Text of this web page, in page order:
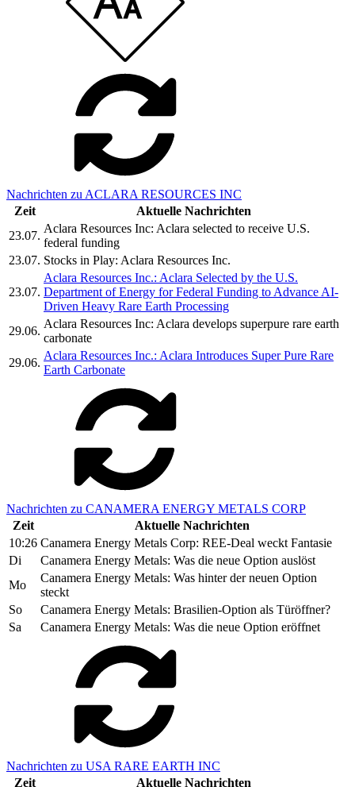
Nachrichten zu ACLARA RESOURCES INC
Zeit
Aktuelle Nachrichten
23.07.
Aclara Resources Inc: Aclara selected to receive U.S.
federal funding
23.07. Stocks in Play: Aclara Resources Inc.
23.07.
Aclara Resources Inc.: Aclara Selected by the U.S.
Department of Energy for Federal Funding to Advance AI-
Driven Heavy Rare Earth Processing
29.06.
Aclara Resources Inc: Aclara develops superpure rare earth
carbonate
29.06.
Aclara Resources Inc.: Aclara Introduces Super Pure Rare
Earth Carbonate
Nachrichten zu CANAMERA ENERGY METALS CORP
Zeit
Aktuelle Nachrichten
10:26 Canamera Energy Metals Corp: REE-Deal weckt Fantasie
Di
Canamera Energy Metals: Was die neue Option auslöst
Mo
Canamera Energy Metals: Was hinter der neuen Option
steckt
So
Canamera Energy Metals: Brasilien-Option als Türöffner?
Sa
Canamera Energy Metals: Was die neue Option eröffnet
Nachrichten zu USA RARE EARTH INC
Zeit
Aktuelle Nachrichten